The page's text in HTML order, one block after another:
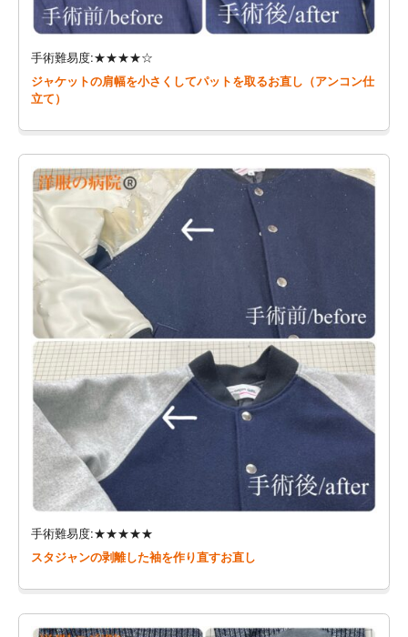
手術難易度:★★★★☆
ジャケットの肩幅を小さくしてパットを取るお直し（アンコン仕
立て）
手術難易度:★★★★★
スタジャンの剥離した袖を作り直すお直し